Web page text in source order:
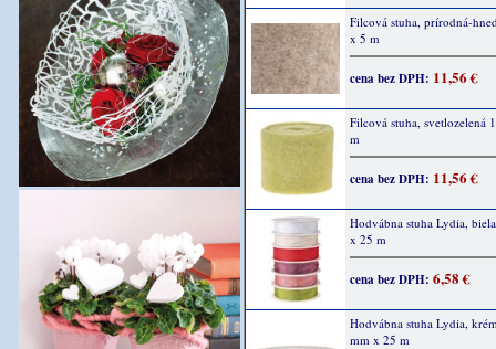
Filcová stuha, prírodná-
x 5 m
cena bez DPH: 11,56 €
Filcová stuha, svetlozelená
m
cena bez DPH: 11,56 €
Hodvábna stuha Lydia,
x 25 m
cena bez DPH: 6,58 €
Hodvábna stuha Lydia,
mm x 25 m